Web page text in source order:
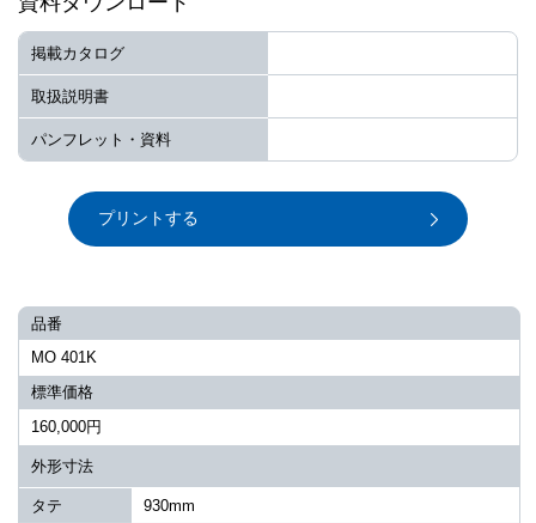
品番
MO 401K
標準価格
160,000円
外形寸法
タテ
930mm
掲載カタログ
取扱説明書
パンフレット・資料
プリントする